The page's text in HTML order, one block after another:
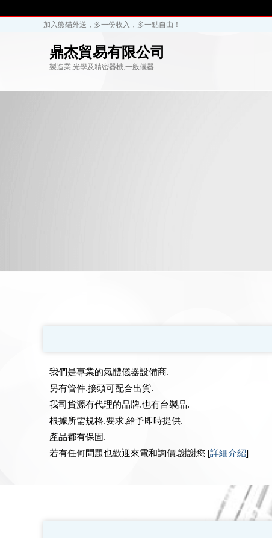
加入熊貓外送，多一份收入，多一點自由！
鼎杰貿易有限公司
製造業,光學及精密器械,一般儀器
我們是專業的氣體儀器設備商.
另有管件.接頭可配合出貨.
我司貨源有代理的品牌.也有台製品.
根據所需規格.要求.給予即時提供.
產品都有保固.
若有任何問題也歡迎來電和詢價.謝謝您 [詳細介紹]